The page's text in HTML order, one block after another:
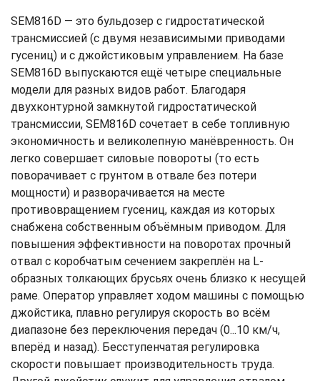
SEM816D — это бульдозер с гидростатической
трансмиссией (с двумя независимыми приводами
гусениц) и с джойстиковым управлением. На базе
SEM816D выпускаются ещё четыре специальные
модели для разных видов работ. Благодаря
двухконтурной замкнутой гидростатической
трансмиссии, SEM816D сочетает в себе топливную
экономичность и великолепную манёвренность. Он
легко совершает силовые повороты (то есть
поворачивает с грунтом в отвале без потери
мощности) и разворачивается на месте
противовращением гусениц, каждая из которых
снабжена собственным объёмным приводом. Для
повышения эффективности на поворотах прочный
отвал с коробчатым сечением закреплён на L-
образных толкающих брусьях очень близко к несущей
раме. Оператор управляет ходом машины с помощью
джойстика, плавно регулируя скорость во всём
диапазоне без переключения передач (0...10 км/ч,
вперёд и назад). Бесступенчатая регулировка
скорости повышает производительность труда.